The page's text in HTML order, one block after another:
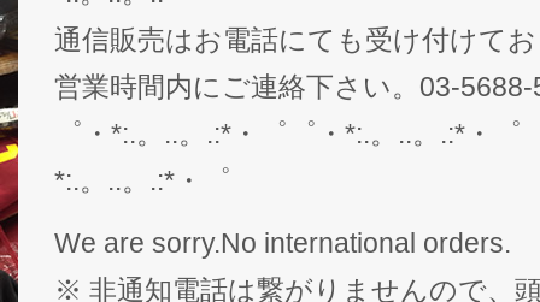
通信販売はお電話にても受け付けて
営業時間内にご連絡下さい。03-5688-
゜・*:.。..。.:*・゜゜・*:.。..。.:*・
*:.。..。.:*・゜
We are sorry.No international orders.
※ 非通知電話は繋がりませんので、